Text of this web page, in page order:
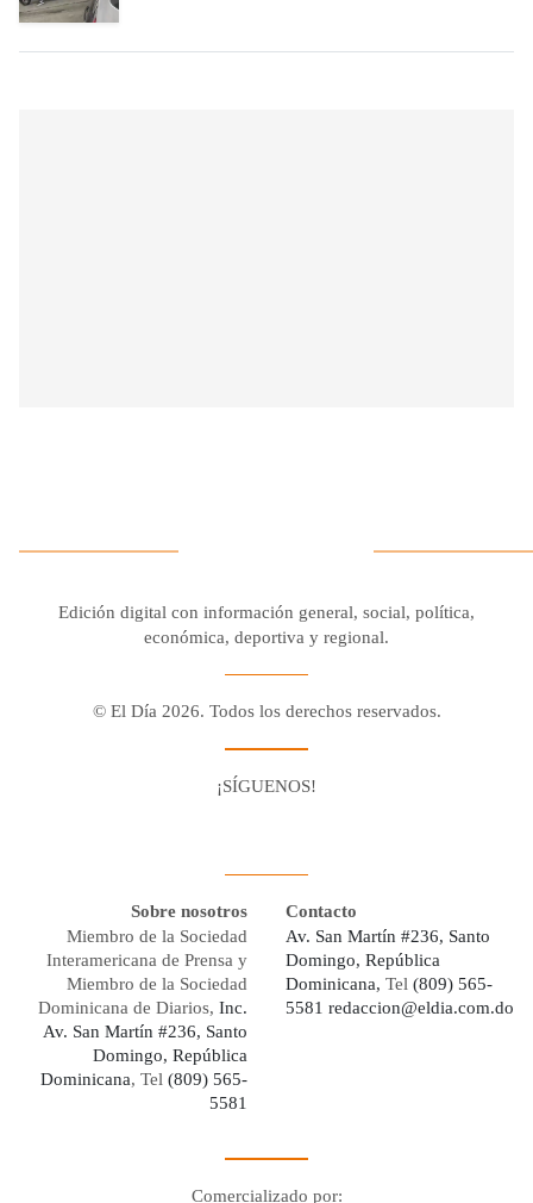
Edición digital con información general, social, política,
económica, deportiva y regional.
© El Día 2026. Todos los derechos reservados.
¡SÍGUENOS!
Sobre nosotros
Miembro de la Sociedad
Interamericana de Prensa y
Miembro de la Sociedad
Dominicana de Diarios, Inc.
Av. San Martín #236, Santo
Domingo, República
Dominicana, Tel (809) 565-
5581
Contacto
Av. San Martín #236, Santo
Domingo, República
Dominicana, Tel (809) 565-
5581 redaccion@eldia.com.do
Comercializado por: